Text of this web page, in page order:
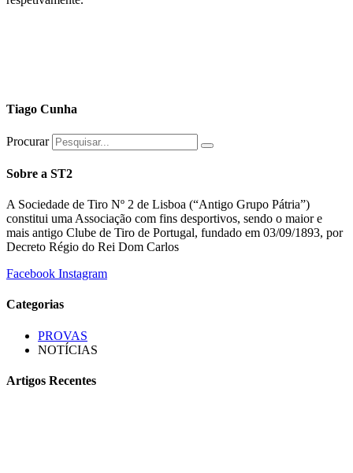
Tiago Cunha
Procurar
Sobre a ST2
A Sociedade de Tiro Nº 2 de Lisboa (“Antigo Grupo Pátria”)
constitui uma Associação com fins desportivos, sendo o maior e
mais antigo Clube de Tiro de Portugal, fundado em 03/09/1893, por
Decreto Régio do Rei Dom Carlos
Facebook Instagram
Categorias
PROVAS
NOTÍCIAS
Artigos Recentes